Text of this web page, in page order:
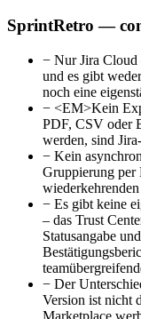
SprintRetro —
− Nur Jira Cloud
und es gibt
noch eine
− <EM>Kein
PDF, CSV oder
werden, sind
− Kein
Gruppierung per
− Es gibt keine
– das Trust
Statusangabe
− Der
Version ist nicht
Marketplace